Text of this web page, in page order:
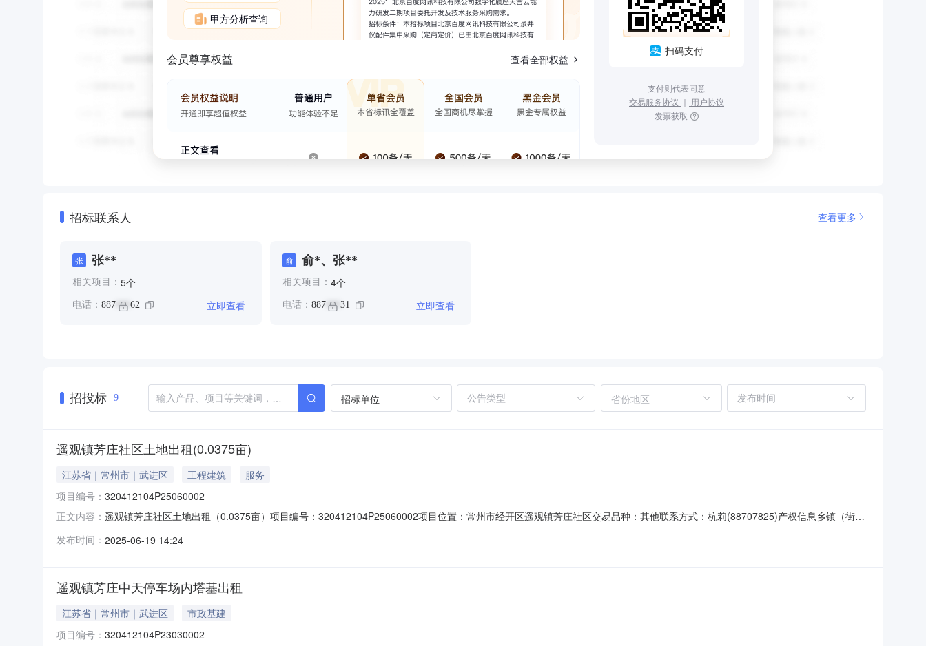
甲方分析查询
会员尊享权益 查看全部权益
扫码支付
支付则代表同意
交易服务协议 ｜ 用户协议
发票获取
招标联系人 查看更多
张 张**
相关项目： 5个
电话： 887 *** 62 立即查看
俞 俞*、张**
相关项目： 4个
电话： 887 *** 31 立即查看
招投标 9 招标单位 省份地区
遥观镇芳庄社区土地出租(0.0375亩)
江苏省｜常州市｜武进区 工程建筑
服务
项目编号： 320412104P25060002
正文内容： 遥观镇芳庄社区土地出租（0.0375亩）项目编号：320412104P25060002项目位置：常州市经开区遥观镇芳庄社区交易品种：其他联系方式：杭莉(88707825)产权信息乡镇（街
元/年，租期三年，总价54000元，采取协商方式，租金一年一付，先付后用项目位置常州市经开区遥观镇芳庄社区项目四至--附属设施--补充说明-
发布时间： 2025-06-19 14:24
遥观镇芳庄中天停车场内塔基出租
江苏省｜常州市｜武进区
市政基建
项目编号： 320412104P23030002